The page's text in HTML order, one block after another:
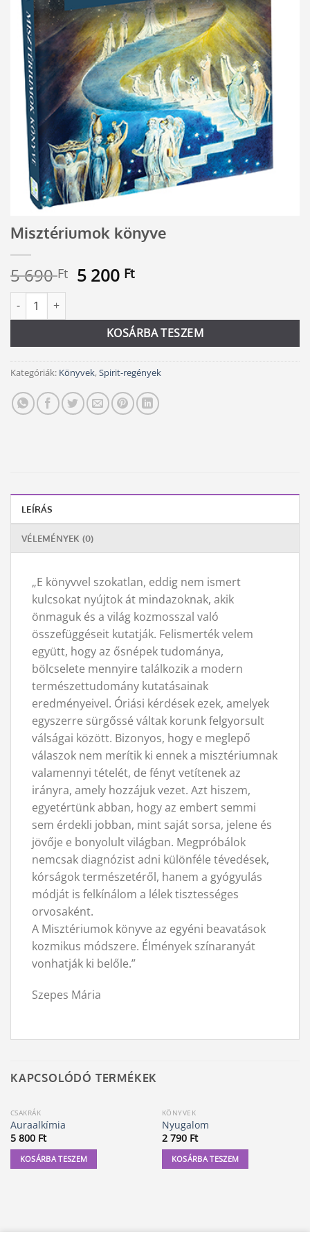
Misztériumok könyve
5 690Ft Original
5
690 Ft.
5 200 FtCurrent
5
200 Ft.
Misztériumok könyve mennyiség
KOSÁRBA TESZEM
Alternative:
Kategóriák: Könyvek,Spirit-regények
LEÍRÁS
VÉLEMÉNYEK (0)
„E könyvvel szokatlan, eddig nem ismert
kulcsokat nyújtok át mindazoknak, akik
önmaguk és a világ kozmosszal való
összefüggéseit kutatják. Felismerték velem
együtt, hogy az ősnépek tudománya,
bölcselete mennyire találkozik a modern
természettudomány kutatásainak
eredményeivel. Óriási kérdések ezek, amelyek
egyszerre sürgőssé váltak korunk felgyorsult
válságai között. Bizonyos, hogy e meglepő
válaszok nem merítik ki ennek a misztériumnak
valamennyi tételét, de fényt vetítenek az
irányra, amely hozzájuk vezet. Azt hiszem,
egyetértünk abban, hogy az embert semmi
sem érdekli jobban, mint saját sorsa, jelene és
jövője e bonyolult világban. Megpróbálok
nemcsak diagnózist adni különféle tévedések,
kórságok természetéről, hanem a gyógyulás
módját is felkínálom a lélek tisztességes
orvosaként.
A Misztériumok könyve az egyéni beavatások
kozmikus módszere. Élmények színaranyát
vonhatják ki belőle.”
Szepes Mária
KAPCSOLÓDÓ TERMÉKEK
CSAKRÁK
Auraalkímia
5 800 Ft
KOSÁRBA TESZEM
KÖNYVEK
Nyugalom
2 790 Ft
KOSÁRBA TESZEM